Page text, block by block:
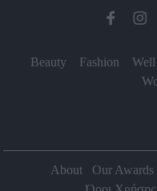
Beauty Fashion
About Our Awards